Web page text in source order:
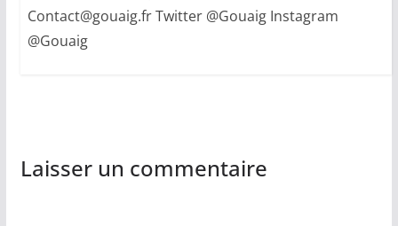
Contact@gouaig.fr Twitter @Gouaig Instagram
@Gouaig
Laisser un commentaire